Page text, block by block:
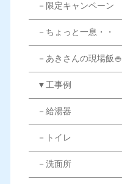
－限定キャンペーン
－ちょっと一息・・
－あきさんの現場飯🍚
▼工事例
－給湯器
－トイレ
－洗面所